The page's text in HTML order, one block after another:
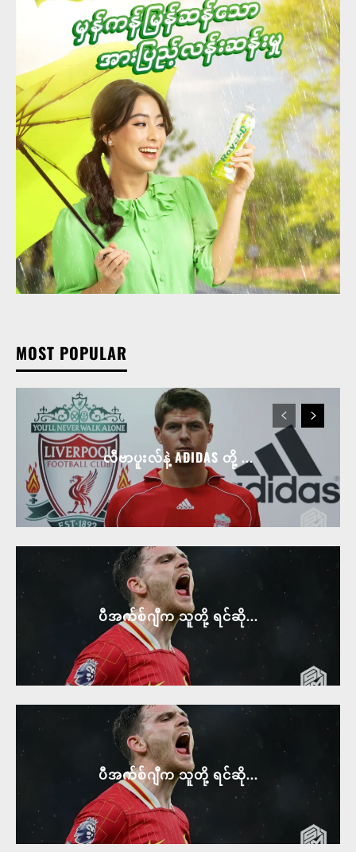
MOST POPULAR
လီဗာပူးလ်နဲ့ ADIDAS တို့ ...
ပီအက်စ်ဂျီက သူတို့ ရင်ဆို...
ပီအက်စ်ဂျီက သူတို့ ရင်ဆို...